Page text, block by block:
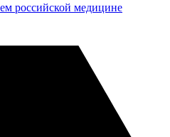
российской медицине